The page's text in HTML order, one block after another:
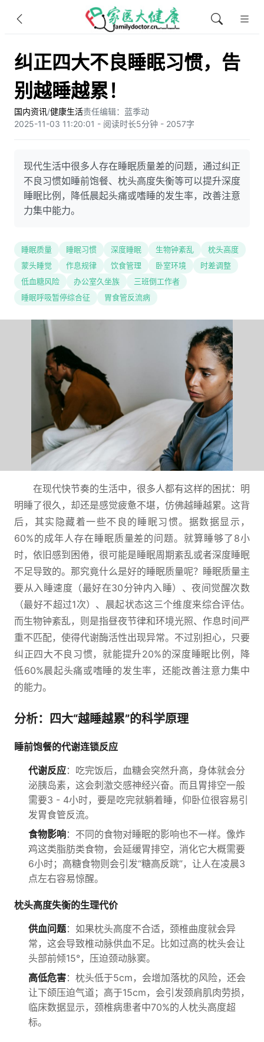
纠正四大不良睡眠习惯，告
别越睡越累！
国内资讯/健康生活责任编辑：蓝季动
2025-11-03 11:20:01 - 阅读时长5分钟 - 2057字
现代生活中很多人存在睡眠质量差的问题，通过纠正
不良习惯如睡前饱餐、枕头高度失衡等可以提升深度
睡眠比例，降低晨起头痛或嗜睡的发生率，改善注意
力集中能力。
睡眠质量 睡眠习惯 深度睡眠 生物钟紊乱
枕头高度
蒙头睡觉
作息规律 饮食管理 卧室环境
时差调整
低血糖风险
办公室久坐族
三班倒工作者
睡眠呼吸暂停综合征
胃食管反流病
在现代快节奏的生活中，很多人都有这样的困扰：明
明睡了很久，却还是感觉疲惫不堪，仿佛越睡越累。这背
后，其实隐藏着一些不良的睡眠习惯。据数据显示，
60%的成年人存在睡眠质量差的问题。就算睡够了8小
时，依旧感到困倦，很可能是睡眠周期紊乱或者深度睡眠
不足导致的。那究竟什么是好的睡眠质量呢？睡眠质量主
要从入睡速度（最好在30分钟内入睡）、夜间觉醒次数
（最好不超过1次）、晨起状态这三个维度来综合评估。
而生物钟紊乱，则是指昼夜节律和环境光照、作息时间严
重不匹配，使得代谢酶活性出现异常。不过别担心，只要
纠正四大不良习惯，就能提升20%的深度睡眠比例，降
低60%晨起头痛或嗜睡的发生率，还能改善注意力集中
的能力。
分析：四大“越睡越累”的科学原理
睡前饱餐的代谢连锁反应
代谢反应：吃完饭后，血糖会突然升高，身体就会分
泌胰岛素，这会刺激交感神经兴奋。而且胃排空一般
需要3 - 4小时，要是吃完就躺着睡，仰卧位很容易引
发胃食管反流。
食物影响：不同的食物对睡眠的影响也不一样。像炸
鸡这类脂肪类食物，会延缓胃排空，消化它大概需要
6小时；高糖食物则会引发“糖高反跳”，让人在凌晨3
点左右容易惊醒。
枕头高度失衡的生理代价
供血问题：如果枕头高度不合适，颈椎曲度就会异
常，这会导致椎动脉供血不足。比如过高的枕头会让
头部前倾15°，压迫颈动脉窦。
高低危害：枕头低于5cm，会增加落枕的风险，还会
让下颌压迫气道；高于15cm，会引发颈肩肌肉劳损，
临床数据显示，颈椎病患者中70%的人枕头高度超
标。